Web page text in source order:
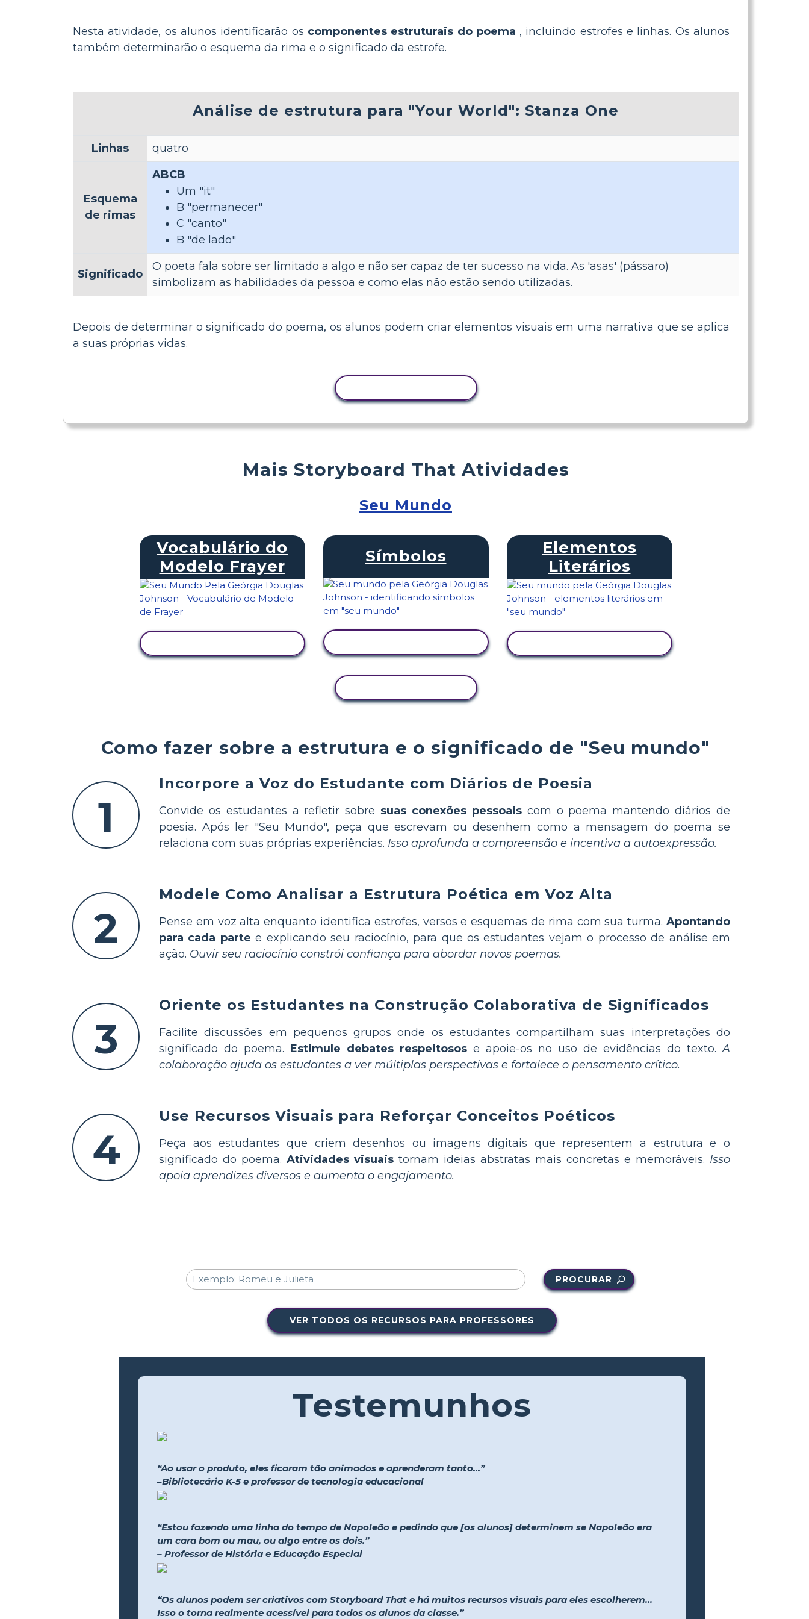
Nesta atividade, os alunos identificarão os componentes estruturais do poema , incluindo estrofes e linhas. Os alunos
também determinarão o esquema da rima e o significado da estrofe.
Análise de estrutura para "Your World": Stanza One
Linhas quatro
Esquema
de rimas
ABCB
Um "it"
B "permanecer"
C "canto"
B "de lado"
Significado
O poeta fala sobre ser limitado a algo e não ser capaz de ter sucesso na vida. As 'asas' (pássaro)
simbolizam as habilidades da pessoa e como elas não estão sendo utilizadas.
Depois de determinar o significado do poema, os alunos podem criar elementos visuais em uma narrativa que se aplica
a suas próprias vidas.
Como fazer sobre a estrutura e o significado de "Seu mundo"
1
Incorpore a Voz do Estudante com Diários de Poesia
Convide os estudantes a refletir sobre suas conexões pessoaiscom o poema mantendo diários de
poesia. Após ler "Seu Mundo", peça que escrevam ou desenhem como a mensagem do poema se
relaciona com suas próprias experiências. Isso aprofunda a compreensão e incentiva a autoexpressão.
2
Modele Como Analisar a Estrutura Poética em Voz Alta
Pense em voz alta enquanto identifica estrofes, versos e esquemas de rima com sua turma. Apontando
para cada parte e explicando seu raciocínio, para que os estudantes vejam o processo de análise em
ação. Ouvir seu raciocínio constrói confiança para abordar novos poemas.
3
Oriente os Estudantes na Construção Colaborativa de Significados
Facilite discussões em pequenos grupos onde os estudantes compartilham suas interpretações do
significado do poema. Estimule debates respeitosos e apoie-os no uso de evidências do texto.A
colaboração ajuda os estudantes a ver múltiplas perspectivas e fortalece o pensamento crítico.
4
Use Recursos Visuais para Reforçar Conceitos Poéticos
Peça aos estudantes que criem desenhos ou imagens digitais que representem a estrutura e o
significado do poema. Atividades visuais tornam ideias abstratas mais concretas e memoráveis. Isso
apoia aprendizes diversos e aumenta o engajamento.
Mais Storyboard That Atividades
Seu Mundo
Vocabulário do
Modelo Frayer
Símbolos
Elementos
Literários
PROCURAR
VER TODOS OS RECURSOS PARA PROFESSORES
Testemunhos
“Ao usar o produto, eles ficaram tão animados e aprenderam tanto...”
–Bibliotecário K-5 e professor de tecnologia educacional
“Estou fazendo uma linha do tempo de Napoleão e pedindo que [os alunos] determinem se Napoleão era
um cara bom ou mau, ou algo entre os dois.”
– Professor de História e Educação Especial
“Os alunos podem ser criativos com Storyboard That e há muitos recursos visuais para eles escolherem...
Isso o torna realmente acessível para todos os alunos da classe.”